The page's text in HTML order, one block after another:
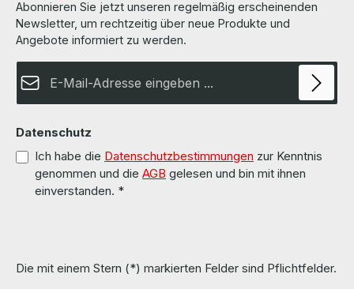
Abonnieren Sie jetzt unseren regelmäßig erscheinenden
Newsletter, um rechtzeitig über neue Produkte und
Angebote informiert zu werden.
Datenschutz
Ich habe die Datenschutzbestimmungen zur Kenntnis
genommen und die AGB gelesen und bin mit ihnen
einverstanden. *
Die mit einem Stern (*) markierten Felder sind Pflichtfelder.